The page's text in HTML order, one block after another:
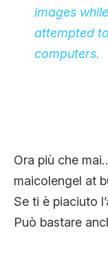
images
attempted
computers.
Ora più che
maicolengel at
Se ti è piaciuto
Può bastare